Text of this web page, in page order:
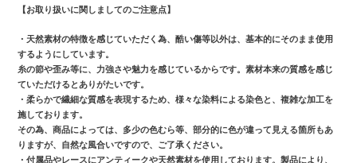
【お取り扱いに関しましてのご注意点】
・天然素材の特徴を感じていただく為、酷い傷等以外は、基本的にそのまま使用
するようにしています。
糸の節や歪み等に、力強さや魅力を感じているからです。素材本来の質感を感じ
ていただけるとありがたいです。
・柔らかで繊細な質感を表現するため、様々な染料による染色と、複雑な加工を
施しております。
その為、商品によっては、多少の色むら等、部分的に色が違って見える箇所もあ
りますが、自然な風合いですので、ご了承ください。
・付属品やレースにアンティークや天然素材を使用しております。製品により、